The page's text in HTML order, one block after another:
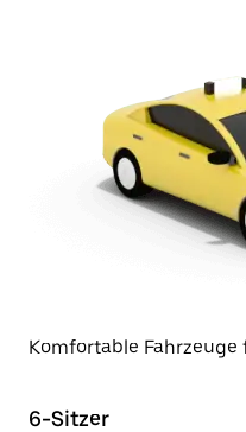
Komfortable Fahrzeuge
6-Sitzer